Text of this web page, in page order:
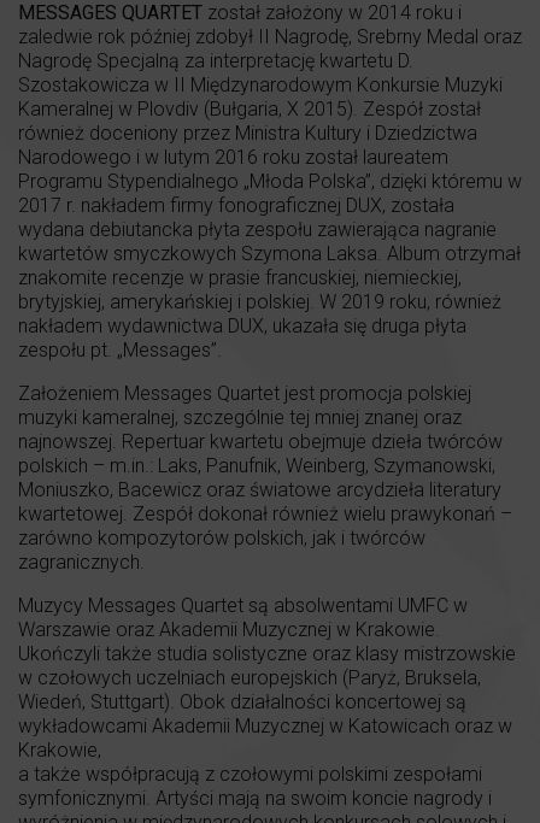
MESSAGES QUARTET został założony w 2014 roku i
zaledwie rok później zdobył II Nagrodę, Srebrny Medal oraz
Nagrodę Specjalną za interpretację kwartetu D.
Szostakowicza w II Międzynarodowym Konkursie Muzyki
Kameralnej w Plovdiv (Bułgaria, X 2015). Zespół został
również doceniony przez Ministra Kultury i Dziedzictwa
Narodowego i w lutym 2016 roku został laureatem
Programu Stypendialnego „Młoda Polska”, dzięki któremu w
2017 r. nakładem firmy fonograficznej DUX, została
wydana debiutancka płyta zespołu zawierająca nagranie
kwartetów smyczkowych Szymona Laksa. Album otrzymał
znakomite recenzje w prasie francuskiej, niemieckiej,
brytyjskiej, amerykańskiej i polskiej. W 2019 roku, również
nakładem wydawnictwa DUX, ukazała się druga płyta
zespołu pt. „Messages”.
Założeniem Messages Quartet jest promocja polskiej
muzyki kameralnej, szczególnie tej mniej znanej oraz
najnowszej. Repertuar kwartetu obejmuje dzieła twórców
polskich – m.in.: Laks, Panufnik, Weinberg, Szymanowski,
Moniuszko, Bacewicz oraz światowe arcydzieła literatury
kwartetowej. Zespół dokonał również wielu prawykonań –
zarówno kompozytorów polskich, jak i twórców
zagranicznych.
Muzycy Messages Quartet są absolwentami UMFC w
Warszawie oraz Akademii Muzycznej w Krakowie.
Ukończyli także studia solistyczne oraz klasy mistrzowskie
w czołowych uczelniach europejskich (Paryż, Bruksela,
Wiedeń, Stuttgart). Obok działalności koncertowej są
wykładowcami Akademii Muzycznej w Katowicach oraz w
Krakowie,
a także współpracują z czołowymi polskimi zespołami
symfonicznymi. Artyści mają na swoim koncie nagrody i